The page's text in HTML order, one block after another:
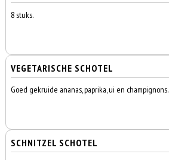
8 stuks.
VEGETARISCHE SCHOTEL
Goed gekruide ananas, paprika, ui en champignons.
SCHNITZEL SCHOTEL